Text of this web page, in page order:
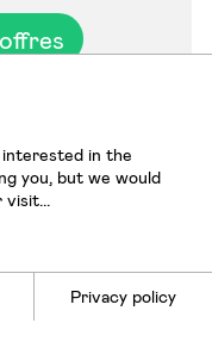
in the
you, but we would
visit...
Privacy policy